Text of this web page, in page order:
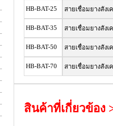
HB-BAT-25 สายเชื่อมยางสังเ
HB-BAT-35 สายเชื่อมยางสังเ
HB-BAT-50 สายเชื่อมยางสังเ
HB-BAT-70 สายเชื่อมยางสังเ
สินค้าที่เกี่ยวข้อง